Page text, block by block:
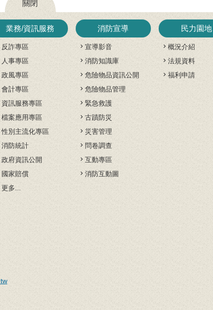
關閉
業務/資訊服務
反詐專區
人事專區
政風專區
會計專區
資訊服務專區
檔案應用專區
性別主流化專區
消防統計
政府資訊公開
國家賠償
更多...
消防宣導
宣導影音
消防知識庫
危險物品資訊公開
危險物品管理
緊急救護
古蹟防災
災害管理
問卷調查
互動專區
消防互動圖
民力園地
概況介紹
法規資料
福利申請